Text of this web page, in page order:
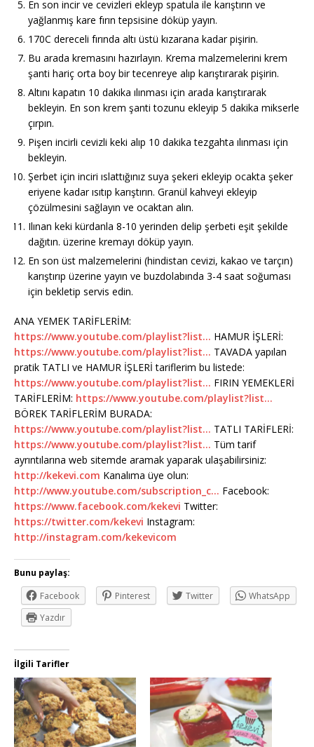
En son incir ve cevizleri ekleyp spatula ile karıştırın ve
yağlanmış kare fırın tepsisine döküp yayın.
170C dereceli fırında altı üstü kızarana kadar pişirin.
Bu arada kremasını hazırlayın. Krema malzemelerini krem
şanti hariç orta boy bir tecenreye alıp karıştırarak pişirin.
Altını kapatın 10 dakika ılınması için arada karıştırarak
bekleyin. En son krem şanti tozunu ekleyip 5 dakika mikserle
çırpın.
Pişen incirli cevizli keki alıp 10 dakika tezgahta ılınması için
bekleyin.
Şerbet için inciri ıslattığınız suya şekeri ekleyip ocakta şeker
eriyene kadar ısıtıp karıştırın. Granül kahveyi ekleyip
çözülmesini sağlayın ve ocaktan alın.
Ilınan keki kürdanla 8-10 yerinden delip şerbeti eşit şekilde
dağıtın. üzerine kremayı döküp yayın.
En son üst malzemelerini (hindistan cevizi, kakao ve tarçın)
karıştırıp üzerine yayın ve buzdolabında 3-4 saat soğuması
için bekletip servis edin.
ANA YEMEK TARİFLERİM:
https://www.youtube.com/playlist?list… HAMUR İŞLERİ:
https://www.youtube.com/playlist?list… TAVADA yapılan
pratik TATLI ve HAMUR İŞLERİ tariflerim bu listede:
https://www.youtube.com/playlist?list… FIRIN YEMEKLERİ
TARİFLERİM: https://www.youtube.com/playlist?list…
BÖREK TARİFLERİM BURADA:
https://www.youtube.com/playlist?list… TATLI TARİFLERİ:
https://www.youtube.com/playlist?list… Tüm tarif
ayrıntılarına web sitemde aramak yaparak ulaşabilirsiniz:
http://kekevi.com Kanalıma üye olun:
http://www.youtube.com/subscription_c… Facebook:
https://www.facebook.com/kekevi Twitter:
https://twitter.com/kekevi Instagram:
http://instagram.com/kekevicom
Bunu paylaş:
Facebook
Pinterest Twitter
WhatsApp
Yazdır
İlgili Tarifler